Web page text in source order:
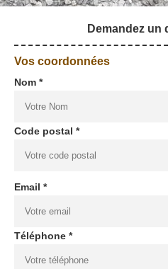
Demandez un
Vos coordonnées
Nom *
Code postal *
Email *
Téléphone *